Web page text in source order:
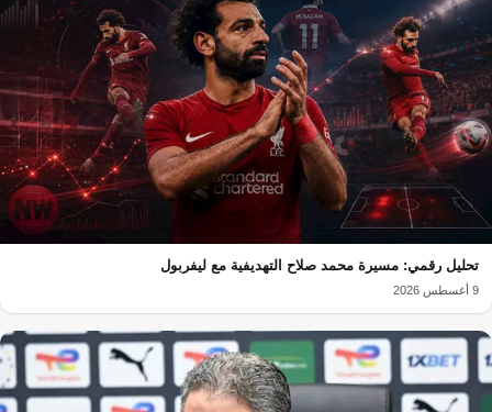
تحليل رقمي: مسيرة محمد صلاح التهديفية مع ليفربول
9 أغسطس 2026